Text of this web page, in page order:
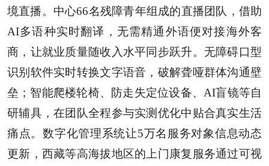
境直播。中心66名残障青年组成的直播团队，借助
AI多语种实时翻译，无需精通外语便对接海外客
商，让就业质量随收入水平同步跃升。无障碍口型
识别软件实时转换文字语音，破解聋哑群体沟通壁
垒；智能爬楼轮椅、防走失定位设备、AI盲镜等自
研辅具，在团队全程参与实测优化中贴合真实生活
痛点。数字化管理系统让5万名服务对象信息动态
更新，西藏等高海拔地区的上门康复服务通过可视